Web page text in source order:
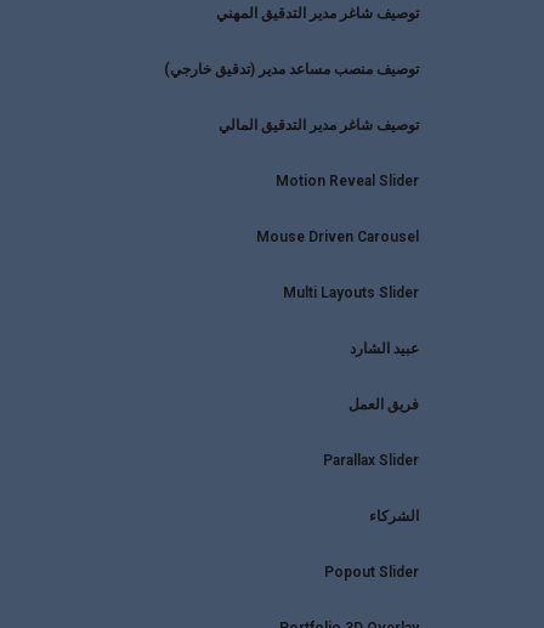
توصيف شاغر مدير التدقيق المهني
توصيف منصب مساعد مدير (تدقيق خارجي)
توصيف شاغر مدير التدقيق المالي
Motion Reveal Slider
Mouse Driven Carousel
Multi Layouts Slider
عبيد الشارد
فريق العمل
Parallax Slider
الشركاء
Popout Slider